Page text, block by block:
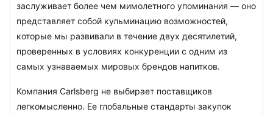
заслуживает более чем мимолетного упоминания — оно
представляет собой кульминацию возможностей,
которые мы развивали в течение двух десятилетий,
проверенных в условиях конкуренции с одним из
самых узнаваемых мировых брендов напитков.
Компания Carlsberg не выбирает поставщиков
легкомысленно. Ее глобальные стандарты закупок